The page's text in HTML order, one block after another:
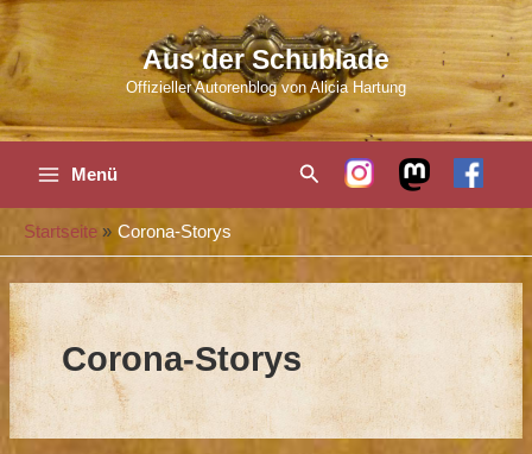
Zum
Inhalt
springen
Aus der Schublade
Offizieller Autorenblog von Alicia Hartung
Main
Menu
Menü Suchen
Startseite Corona-Storys
Corona-Storys